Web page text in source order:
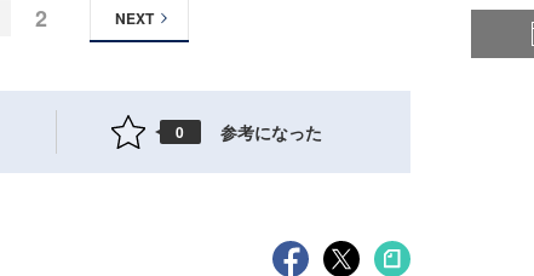
2 NEXT
0 参考になった